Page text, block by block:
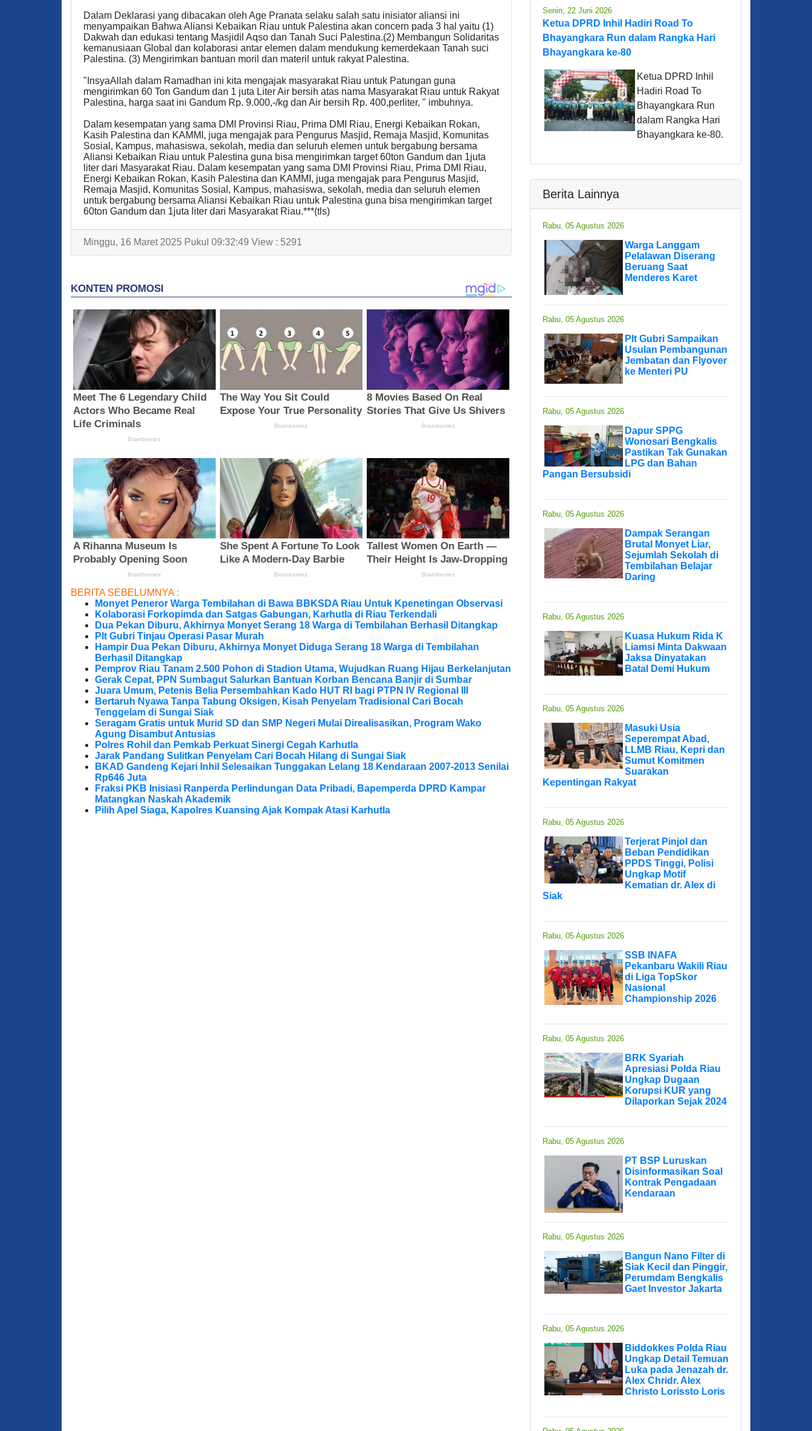
Dalam Deklarasi yang dibacakan oleh Age Pranata selaku salah satu inisiator aliansi ini
menyampaikan Bahwa Aliansi Kebaikan Riau untuk Palestina akan concern pada 3 hal yaitu (1)
Dakwah dan edukasi tentang Masjidil Aqso dan Tanah Suci Palestina.(2) Membangun Solidaritas
kemanusiaan Global dan kolaborasi antar elemen dalam mendukung kemerdekaan Tanah suci
Palestina. (3) Mengirimkan bantuan moril dan materil untuk rakyat Palestina.
"InsyaAllah dalam Ramadhan ini kita mengajak masyarakat Riau untuk Patungan guna
mengirimkan 60 Ton Gandum dan 1 juta Liter Air bersih atas nama Masyarakat Riau untuk Rakyat
Palestina, harga saat ini Gandum Rp. 9.000,-/kg dan Air bersih Rp. 400,perliter, " imbuhnya.
Dalam kesempatan yang sama DMI Provinsi Riau, Prima DMI Riau, Energi Kebaikan Rokan,
Kasih Palestina dan KAMMI, juga mengajak para Pengurus Masjid, Remaja Masjid, Komunitas
Sosial, Kampus, mahasiswa, sekolah, media dan seluruh elemen untuk bergabung bersama
Aliansi Kebaikan Riau untuk Palestina guna bisa mengirimkan target 60ton Gandum dan 1juta
liter dari Masyarakat Riau. Dalam kesempatan yang sama DMI Provinsi Riau, Prima DMI Riau,
Energi Kebaikan Rokan, Kasih Palestina dan KAMMI, juga mengajak para Pengurus Masjid,
Remaja Masjid, Komunitas Sosial, Kampus, mahasiswa, sekolah, media dan seluruh elemen
untuk bergabung bersama Aliansi Kebaikan Riau untuk Palestina guna bisa mengirimkan target
60ton Gandum dan 1juta liter dari Masyarakat Riau.***(tls)
Minggu, 16 Maret 2025 Pukul 09:32:49 View : 5291
BERITA SEBELUMNYA :
Monyet Peneror Warga Tembilahan di Bawa BBKSDA Riau Untuk Kpenetingan Observasi
Kolaborasi Forkopimda dan Satgas Gabungan, Karhutla di Riau Terkendali
Dua Pekan Diburu, Akhirnya Monyet Serang 18 Warga di Tembilahan Berhasil Ditangkap
Plt Gubri Tinjau Operasi Pasar Murah
Hampir Dua Pekan Diburu, Akhirnya Monyet Diduga Serang 18 Warga di Tembilahan
Berhasil Ditangkap
Pemprov Riau Tanam 2.500 Pohon di Stadion Utama, Wujudkan Ruang Hijau Berkelanjutan
Gerak Cepat, PPN Sumbagut Salurkan Bantuan Korban Bencana Banjir di Sumbar
Juara Umum, Petenis Belia Persembahkan Kado HUT RI bagi PTPN IV Regional III
Bertaruh Nyawa Tanpa Tabung Oksigen, Kisah Penyelam Tradisional Cari Bocah
Tenggelam di Sungai Siak
Seragam Gratis untuk Murid SD dan SMP Negeri Mulai Direalisasikan, Program Wako
Agung Disambut Antusias
Polres Rohil dan Pemkab Perkuat Sinergi Cegah Karhutla
Jarak Pandang Sulitkan Penyelam Cari Bocah Hilang di Sungai Siak
BKAD Gandeng Kejari Inhil Selesaikan Tunggakan Lelang 18 Kendaraan 2007-2013 Senilai
Rp646 Juta
Fraksi PKB Inisiasi Ranperda Perlindungan Data Pribadi, Bapemperda DPRD Kampar
Matangkan Naskah Akademik
Pilih Apel Siaga, Kapolres Kuansing Ajak Kompak Atasi Karhutla
Senin, 22 Juni 2026
Ketua DPRD Inhil Hadiri Road To
Bhayangkara Run dalam Rangka Hari
Bhayangkara ke-80
Ketua DPRD Inhil
Hadiri Road To
Bhayangkara Run
dalam Rangka Hari
Bhayangkara ke-80.
Berita Lainnya
Rabu, 05 Agustus 2026
Warga Langgam
Pelalawan Diserang
Beruang Saat
Menderes Karet
Rabu, 05 Agustus 2026
Plt Gubri Sampaikan
Usulan Pembangunan
Jembatan dan Flyover
ke Menteri PU
Rabu, 05 Agustus 2026
Dapur SPPG
Wonosari Bengkalis
Pastikan Tak Gunakan
LPG dan Bahan
Pangan Bersubsidi
Rabu, 05 Agustus 2026
Dampak Serangan
Brutal Monyet Liar,
Sejumlah Sekolah di
Tembilahan Belajar
Daring
Rabu, 05 Agustus 2026
Kuasa Hukum Rida K
Liamsi Minta Dakwaan
Jaksa Dinyatakan
Batal Demi Hukum
Rabu, 05 Agustus 2026
Masuki Usia
Seperempat Abad,
LLMB Riau, Kepri dan
Sumut Komitmen
Suarakan
Kepentingan Rakyat
Rabu, 05 Agustus 2026
Terjerat Pinjol dan
Beban Pendidikan
PPDS Tinggi, Polisi
Ungkap Motif
Kematian dr. Alex di
Siak
Rabu, 05 Agustus 2026
SSB INAFA
Pekanbaru Wakili Riau
di Liga TopSkor
Nasional
Championship 2026
Rabu, 05 Agustus 2026
BRK Syariah
Apresiasi Polda Riau
Ungkap Dugaan
Korupsi KUR yang
Dilaporkan Sejak 2024
Rabu, 05 Agustus 2026
PT BSP Luruskan
Disinformasikan Soal
Kontrak Pengadaan
Kendaraan
Rabu, 05 Agustus 2026
Bangun Nano Filter di
Siak Kecil dan Pinggir,
Perumdam Bengkalis
Gaet Investor Jakarta
Rabu, 05 Agustus 2026
Biddokkes Polda Riau
Ungkap Detail Temuan
Luka pada Jenazah dr.
Alex Chridr. Alex
Christo Lorissto Loris